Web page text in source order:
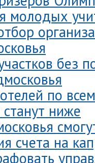
молодых
без
по
ниже
счета на